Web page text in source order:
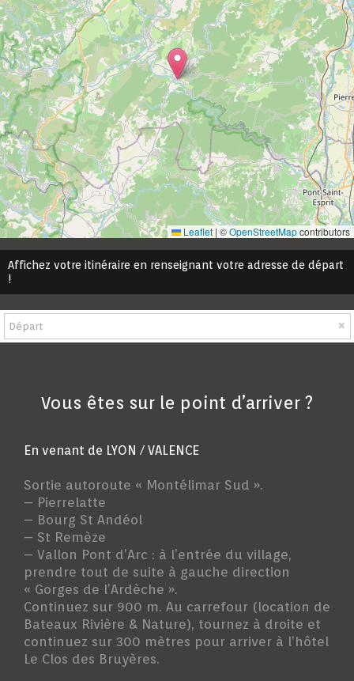
Leaflet | ©OpenStreetMapcontributors
Affichez votre itinéraire en renseignant votre adresse de départ
!
Vous êtes sur le point d’arriver ?
En venant de LYON / VALENCE
Sortie autoroute « Montélimar Sud ».
– Pierrelatte
– Bourg St Andéol
– St Remèze
– Vallon Pont d’Arc : à l’entrée du village,
prendre tout de suite à gauche direction
« Gorges de l’Ardèche ».
Continuez sur 900 m. Au carrefour (location de
Bateaux Rivière & Nature), tournez à droite et
continuez sur 300 mètres pour arriver à l’hôtel
Le Clos des Bruyères.